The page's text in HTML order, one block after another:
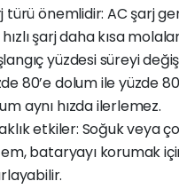
türü önemlidir: AC şarj
hızlı şarj daha kısa
yüzdesi süreyi
80’e dolum ile yüzde
aynı hızda ilerlemez.
etkiler: Soğuk veya
bataryayı korumak